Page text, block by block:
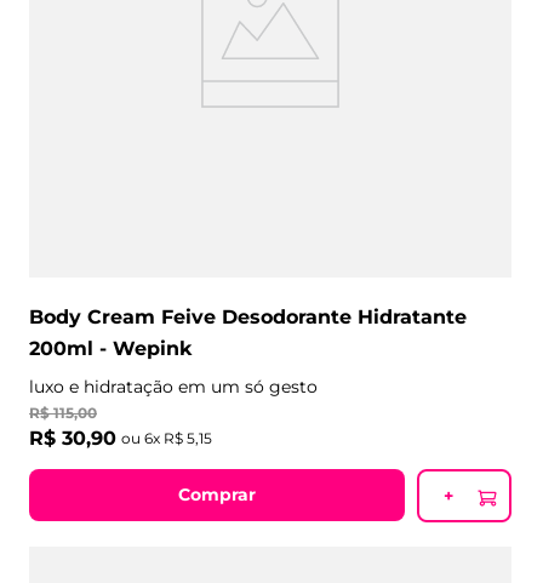
Body Cream Feive Desodorante Hidratante
200ml - Wepink
luxo e hidratação em um só gesto
R$ 115,00
R$ 30,90 ou 6x R$ 5,15
Comprar +